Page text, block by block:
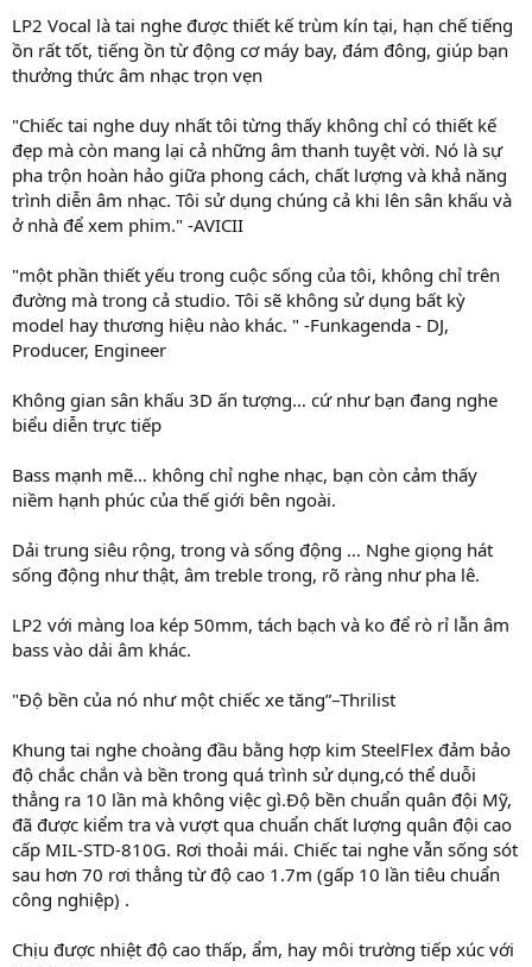
LP2 Vocal là tai nghe được thiết kế trùm kín tại, hạn chế tiếng
ồn rất tốt, tiếng ồn từ động cơ máy bay, đám đông, giúp bạn
thưởng thức âm nhạc trọn vẹn
"Chiếc tai nghe duy nhất tôi từng thấy không chỉ có thiết kế
đẹp mà còn mang lại cả những âm thanh tuyệt vời. Nó là sự
pha trộn hoàn hảo giữa phong cách, chất lượng và khả năng
trình diễn âm nhạc. Tôi sử dụng chúng cả khi lên sân khấu và
ở nhà để xem phim." -AVICII
"một phần thiết yếu trong cuộc sống của tôi, không chỉ trên
đường mà trong cả studio. Tôi sẽ không sử dụng bất kỳ
model hay thương hiệu nào khác. " -Funkagenda - DJ,
Producer, Engineer
Không gian sân khấu 3D ấn tượng… cứ như bạn đang nghe
biểu diễn trực tiếp
Bass mạnh mẽ… không chỉ nghe nhạc, bạn còn cảm thấy
niềm hạnh phúc của thế giới bên ngoài.
Dải trung siêu rộng, trong và sống động … Nghe giọng hát
sống động như thật, âm treble trong, rõ ràng như pha lê.
LP2 với màng loa kép 50mm, tách bạch và ko để rò rỉ lẫn âm
bass vào dải âm khác.
"Độ bền của nó như một chiếc xe tăng”–Thrilist
Khung tai nghe choàng đầu bằng hợp kim SteelFlex đảm bảo
độ chắc chắn và bền trong quá trình sử dụng,có thể duỗi
thẳng ra 10 lần mà không việc gì.Độ bền chuẩn quân đội Mỹ,
đã được kiểm tra và vượt qua chuẩn chất lượng quân đội cao
cấp MIL-STD-810G. Rơi thoải mái. Chiếc tai nghe vẫn sống sót
sau hơn 70 rơi thẳng từ độ cao 1.7m (gấp 10 lần tiêu chuẩn
công nghiệp) .
Chịu được nhiệt độ cao thấp, ẩm, hay môi trường tiếp xúc với